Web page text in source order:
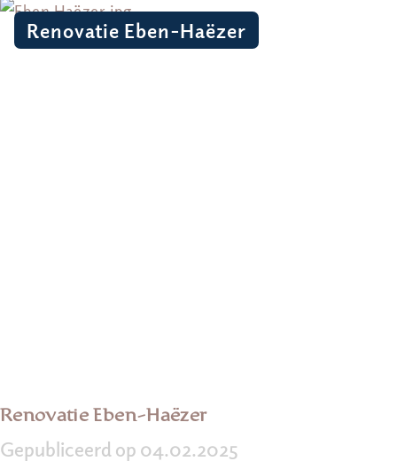
Renovatie Eben-Haëzer
Renovatie Eben-Haëzer
Gepubliceerd op 04.02.2025